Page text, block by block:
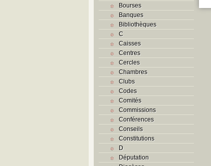
Bourses
Banques
Bibliothèques
C
Caisses
Centres
Cercles
Chambres
Clubs
Codes
Comités
Commissions
Conférences
Conseils
Constitutions
D
Députation